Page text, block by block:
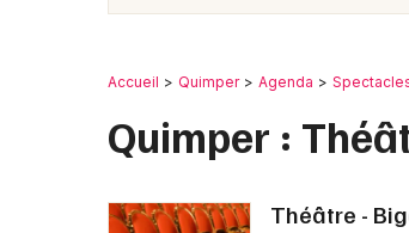
Accueil Quimper Agenda
Quimper :
Théâtre -